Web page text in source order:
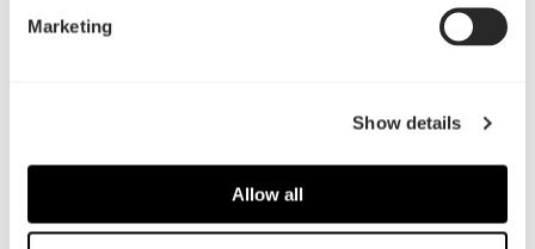
Marketing
Show details
Allow all